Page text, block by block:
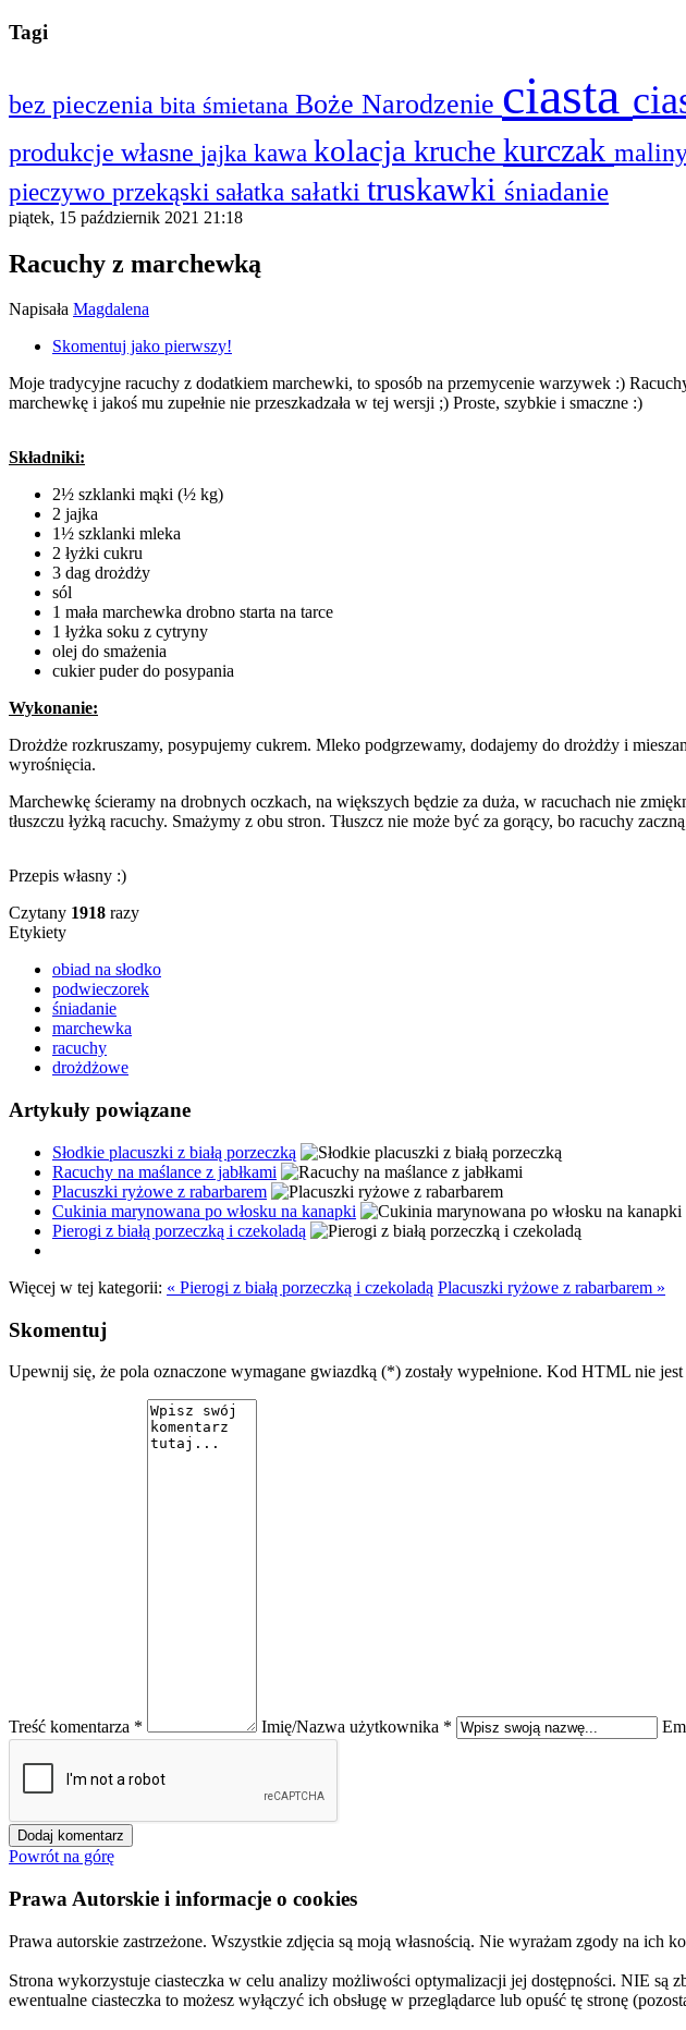
Tagi
bez pieczenia bita śmietana Boże Narodzenie ciasta
produkcje własne jajka kawa kolacja kruche kurczak
pieczywo przekąski sałatka sałatki truskawki śniadanie
piątek, 15 październik 2021 21:18
Racuchy z marchewką
Napisała Magdalena
Skomentuj jako pierwszy!
Moje tradycyjne racuchy z dodatkiem marchewki, to sposób na przemycenie warzywek :)
marchewkę i jakoś mu zupełnie nie przeszkadzała w tej wersji ;) Proste, szybkie i smaczne :)
Składniki:
2½ szklanki mąki (½ kg)
2 jajka
1½ szklanki mleka
2 łyżki cukru
3 dag drożdży
sól
1 mała marchewka drobno starta na tarce
1 łyżka soku z cytryny
olej do smażenia
cukier puder do posypania
Wykonanie:
Drożdże rozkruszamy, posypujemy cukrem. Mleko podgrzewamy, dodajemy do drożdży i
wyrośnięcia.
Marchewkę ścieramy na drobnych oczkach, na większych będzie za duża, w racuchach nie
tłuszczu łyżką racuchy. Smażymy z obu stron. Tłuszcz nie może być za gorący, bo racuchy
Przepis własny :)
Czytany 1918 razy
Etykiety
obiad na słodko
podwieczorek
śniadanie
marchewka
racuchy
drożdżowe
Artykuły powiązane
Słodkie placuszki z białą porzeczką
Racuchy na maślance z jabłkami
Placuszki ryżowe z rabarbarem
Cukinia marynowana po włosku na kanapki
Pierogi z białą porzeczką i czekoladą
Więcej w tej kategorii: « Pierogi z białą porzeczką i czekoladą Placuszki ryżowe z rabarbarem »
Skomentuj
Upewnij się, że pola oznaczone wymagane gwiazdką (*) zostały wypełnione. Kod HTML nie
Treść komentarza * Imię/Nazwa użytkownika *
Powrót na górę
Prawa Autorskie i informacje o cookies
Prawa autorskie zastrzeżone. Wszystkie zdjęcia są moją własnością. Nie wyrażam zgody na
Strona wykorzystuje ciasteczka w celu analizy możliwości optymalizacji jej dostępności. NIE są
ewentualne ciasteczka to możesz wyłączyć ich obsługę w przeglądarce lub opuść tę stronę